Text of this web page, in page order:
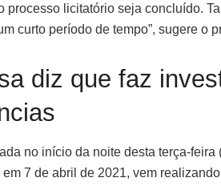
processo licitatório seja concluído.
curto período de tempo”, sugere o
diz que faz
no início da noite desta terça-
7 de abril de 2021, vem